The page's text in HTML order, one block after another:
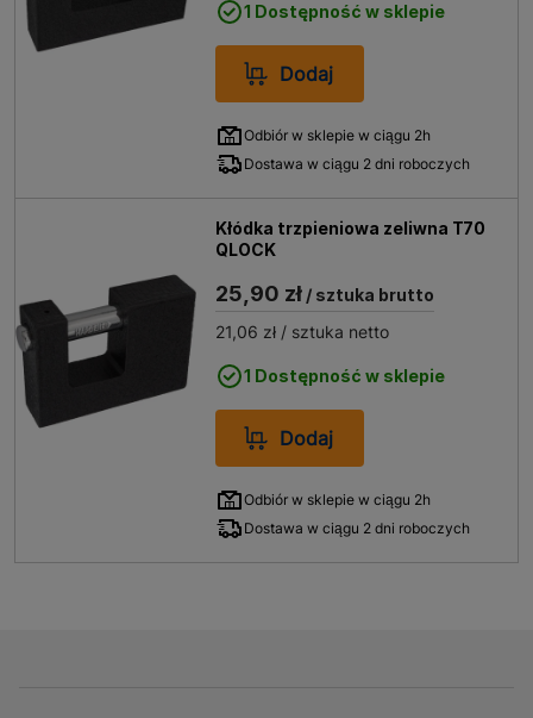
1 Dostępność w sklepie
Dodaj
Odbiór w sklepie w ciągu 2h
Dostawa w ciągu 2 dni roboczych
Kłódka trzpieniowa zeliwna T70
QLOCK
25,90 zł / sztuka brutto
21,06 zł / sztuka netto
1 Dostępność w sklepie
Dodaj
Odbiór w sklepie w ciągu 2h
Dostawa w ciągu 2 dni roboczych